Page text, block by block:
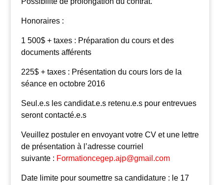
Honoraires :
1 500$ + taxes : Préparation du cours et des
documents afférents
225$ + taxes : Présentation du cours lors de la
séance en octobre 2016
Seul.e.s les candidat.e.s retenu.e.s pour entrevues
seront contacté.e.s
Veuillez postuler en envoyant votre CV et une lettre
de présentation à l’adresse courriel
suivante : Formationcegep.ajp@gmail.com
Date limite pour soumettre sa candidature : le 17